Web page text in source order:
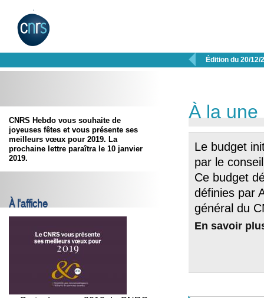
 Édition du 20/12/
CNRS Hebdo vous souhaite de
joyeuses fêtes et vous présente ses
meilleurs vœux pour 2019. La
prochaine lettre paraîtra le 10 janvier
2019.
À l'affiche
À la une
Le budget
par le
Ce budget
définies par
général du
En savoir